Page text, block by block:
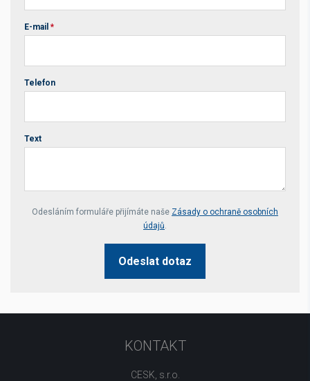
E-mail *
Telefon
Text
Your website *
Odesláním formuláře přijímáte naše Zásady o ochraně osobních
údajů.
Odeslat dotaz
KONTAKT
CESK, s.r.o.